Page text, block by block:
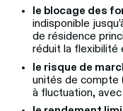
le blocage des
indisponible
de résidence
réduit la flexibilité
le risque de
unités de compte
à fluctuation,